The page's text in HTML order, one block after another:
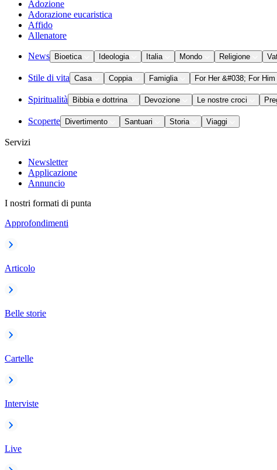
Adozione
Adorazione eucaristica
Affido
Allenatore
News Bioetica Ideologia Italia Mondo Religione
Stile di vita Casa Coppia Famiglia For Her &#038; For Him
Spiritualità Bibbia e dottrina Devozione Le nostre croci
Scoperte Divertimento Santuari Storia Viaggi
Servizi
Newsletter
Applicazione
Annuncio
I nostri formati di punta
Approfondimenti
Articolo
Belle storie
Cartelle
Interviste
Live